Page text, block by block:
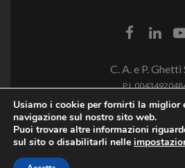
C. A. e P. Ghetti
P.I.
Usiamo i cookie per fornirti la miglior
navigazione sul nostro sito web.
Puoi trovare altre informazioni
sul sito o disabilitarli nelle